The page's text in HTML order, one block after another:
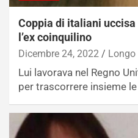
Coppia di italiani
l’ex coinquilino
Dicembre 24, 2022 Longo
Lui lavorava nel Regno
per trascorrere insieme